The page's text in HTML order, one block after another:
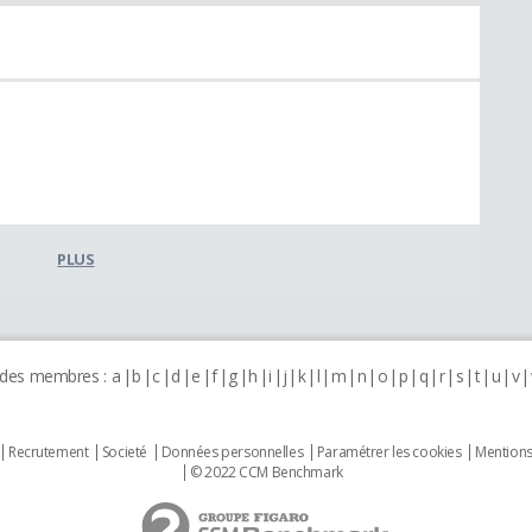
PLUS
membres : a b c d e f g h i j k l m n o p q r s t u v
Recrutement Societé Données personnelles Paramétrer les cookies
© 2022 CCM Benchmark